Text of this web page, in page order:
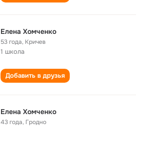
Елена Хомченко
53 года, Кричев
1 школа
Добавить в друзья
Елена Хомченко
43 года, Гродно